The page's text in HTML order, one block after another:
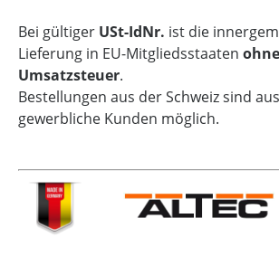
Bei gültiger USt-IdNr. ist die
Lieferung in EU-Mitgliedsstaaten ohne
Umsatzsteuer.
Bestellungen aus der Schweiz sind
gewerbliche Kunden möglich.